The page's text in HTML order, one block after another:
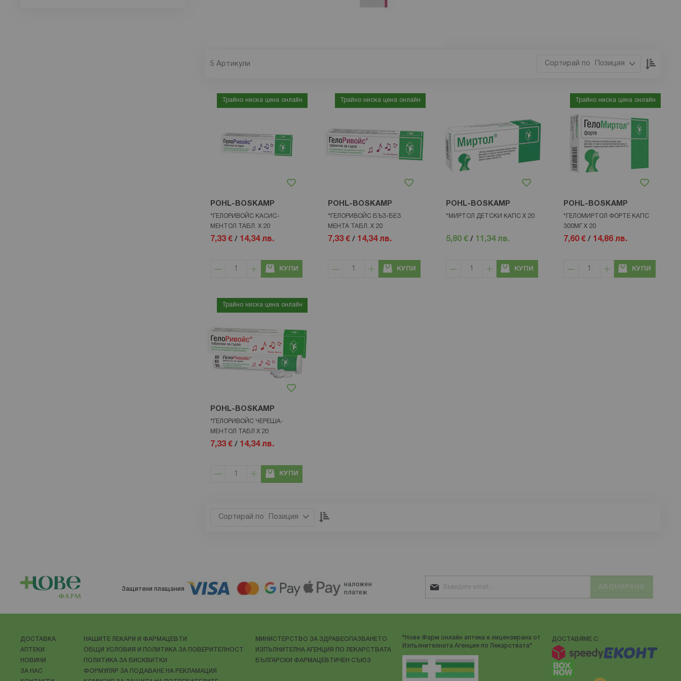
Позиция
5 Артикули
Трайно ниска цена онлайн
POHL-BOSKAMP
*ГЕЛОРИВОЙС КАСИС-
МЕНТОЛ ТАБЛ. Х 20
7,33 € / 14,34 лв.
КУПИ
Трайно ниска цена онлайн
POHL-BOSKAMP
*ГЕЛОРИВОЙС БЪЗ-БЕЗ
МЕНТА ТАБЛ. Х 20
7,33 € / 14,34 лв.
КУПИ
POHL-BOSKAMP
*МИРТОЛ ДЕТСКИ КАПС X 20
5,80 €/ 11,34 лв.
КУПИ
Трайно ниска цена онлайн
POHL-BOSKAMP
*ГЕЛОМИРТОЛ ФОРТЕ КАПС
300МГ Х 20
7,60 €/ 14,86 лв.
КУПИ
Трайно ниска цена онлайн
POHL-BOSKAMP
*ГЕЛОРИВОЙС ЧЕРЕША-
МЕНТОЛ ТАБЛ Х 20
7,33 € / 14,34 лв.
КУПИ
Позиция
Настрой
Защитени плащания АБОНИРАНЕ
ДОСТАВКА
АПТЕКИ
НОВИНИ
ЗА НАС
НАШИТЕ ЛЕКАРИ И ФАРМАЦЕВТИ
ОБЩИ УСЛОВИЯ И ПОЛИТИКА ЗА ПОВЕРИТЕЛНОСТ
ПОЛИТИКА ЗА БИСКВИТКИ
ФОРМУЛЯР ЗА ПОДАВАНЕ НА РЕКЛАМАЦИЯ
МИНИСТЕРСТВО ЗА ЗДРАВЕОПАЗВАНЕТО
ИЗПЪЛНИТЕЛНА АГЕНЦИЯ ПО ЛЕКАРСТВАТА
БЪЛГАРСКИ ФАРМАЦЕВТИЧЕН СЪЮЗ
"Нове Фарм онлайн аптека е лицензирана от
Изпълнителната Агенция по Лекарствата"
ДОСТАВЯМЕ С: